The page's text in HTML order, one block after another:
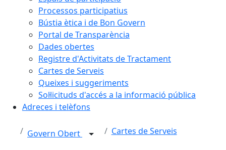
Processos participatius
Bústia ètica i de Bon Govern
Portal de Transparència
Dades obertes
Registre d'Activitats de Tractament
Cartes de Serveis
Queixes i suggeriments
Sol·licituds d'accés a la informació pública
Adreces i telèfons
Govern Obert Cartes de Serveis